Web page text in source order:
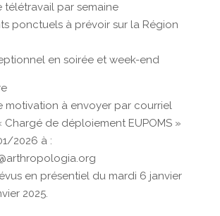
télétravail par semaine
ponctuels à prévoir sur la Région
en soirée et week-end
motivation à envoyer par courriel
Chargé de déploiement EUPOMS »
2026 à :
en présentiel du mardi 6 janvier
2025.